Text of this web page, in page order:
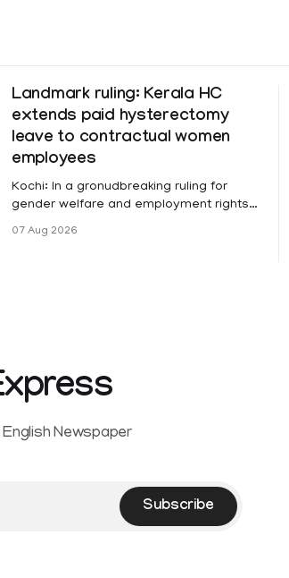
Landmark ruling: Kerala HC
extends paid hysterectomy
leave to contractual women
employees
Kochi: In a gronudbreaking ruling for
gender welfare and employment rights,
the Kerala High Court has affirmed that
female contractual staff employed in
07 Aug 2026
Newspaper
Subscribe